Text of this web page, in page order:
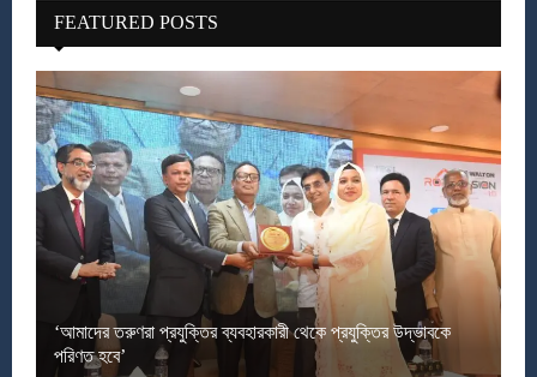
FEATURED POSTS
‘আমাদের তরুণরা প্রযুক্তির ব্যবহারকারী থেকে প্রযুক্তির উদ্ভাবকে
পরিণত হবে’